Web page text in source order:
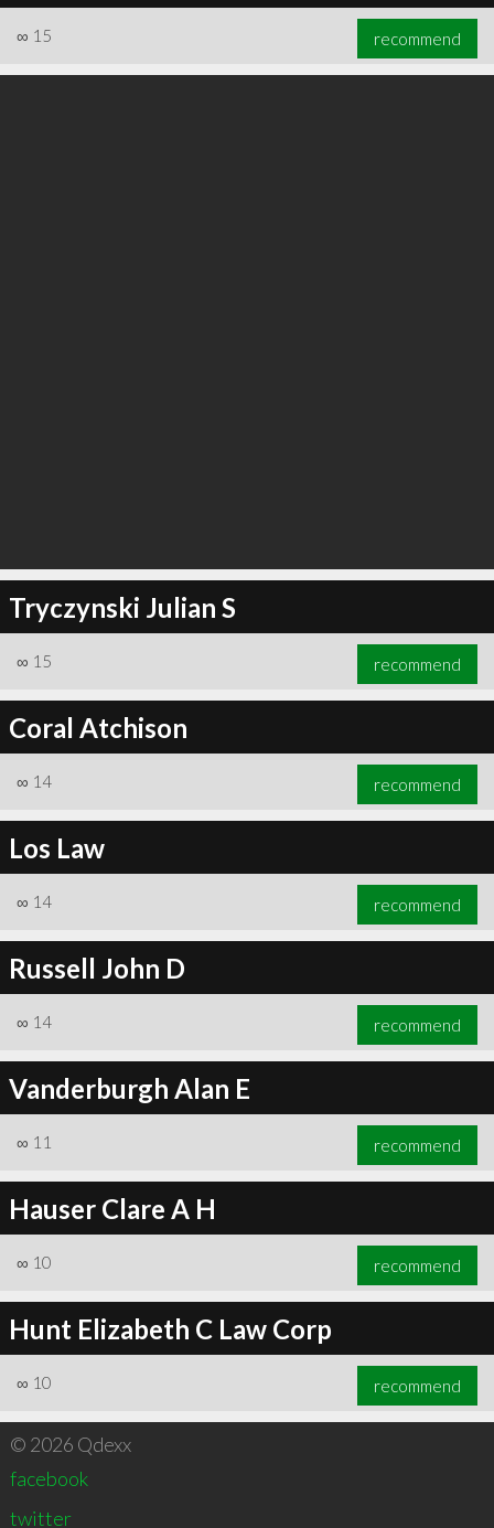
∞ 15 recommend
Tryczynski Julian S
∞ 15 recommend
Coral Atchison
∞ 14 recommend
Los Law
∞ 14 recommend
Russell John D
∞ 14 recommend
Vanderburgh Alan E
∞ 11 recommend
Hauser Clare A H
∞ 10 recommend
Hunt Elizabeth C Law Corp
∞ 10 recommend
© 2026 Qdexx
facebook
twitter